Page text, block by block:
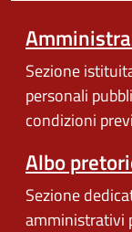
Sezione
personali
condizioni
Albo
Sezione
amministrativi